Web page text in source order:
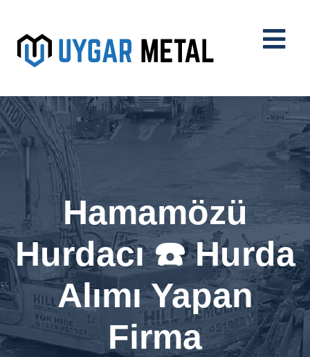
Hamamözü
Hurdacı ☎️ Hurda
Alımı Yapan
Firma